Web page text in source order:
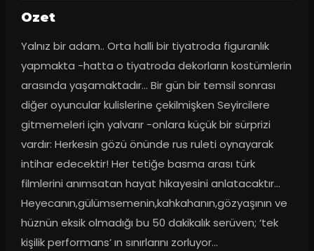
Ozet
Yalnız bir adam.. Orta halli bir tiyatroda figuranlık
yapmakta -hatta o tiyatroda dekorların kostümlerin
arasında yaşamaktadır... Bir gün bir temsil sonrası
diğer oyuncular kulislerine çekilmişken Seyircilere
gitmemeleri için yalvarır -onlara küçük bir sürprizi
vardır: Herkesin gözü önünde rus ruleti oynayarak
intihar edecektir! Her tetiğe basma arası türk
filmlerini anımsatan hayat hikayesini anlatacaktır...
Heyecanın,gülümsemenin,kahkahanın,gözyaşının ve
hüznün eksik olmadığı bu 50 dakikalık serüven; ‘tek
kişilik performans’ ın sınırlarını zorluyor...